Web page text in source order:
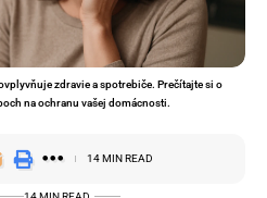
zdravie a spotrebiče. Prečítajte si o
na ochranu vašej domácnosti.
14 MIN READ